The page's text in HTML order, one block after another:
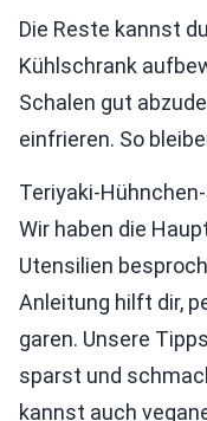
Die Reste kannst
Kühlschrank
Schalen gut
einfrieren. So
Teriyaki-
Wir haben die
Utensilien
Anleitung hilft dir,
garen. Unsere
sparst und
kannst auch